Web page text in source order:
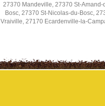
27370 Mandeville, 27370 St-
Bosc, 27370 St-Nicolas-du-Bosc,
Vraiville, 27170 Ecardenville-la-